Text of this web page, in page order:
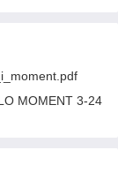
MOMENT 3-24